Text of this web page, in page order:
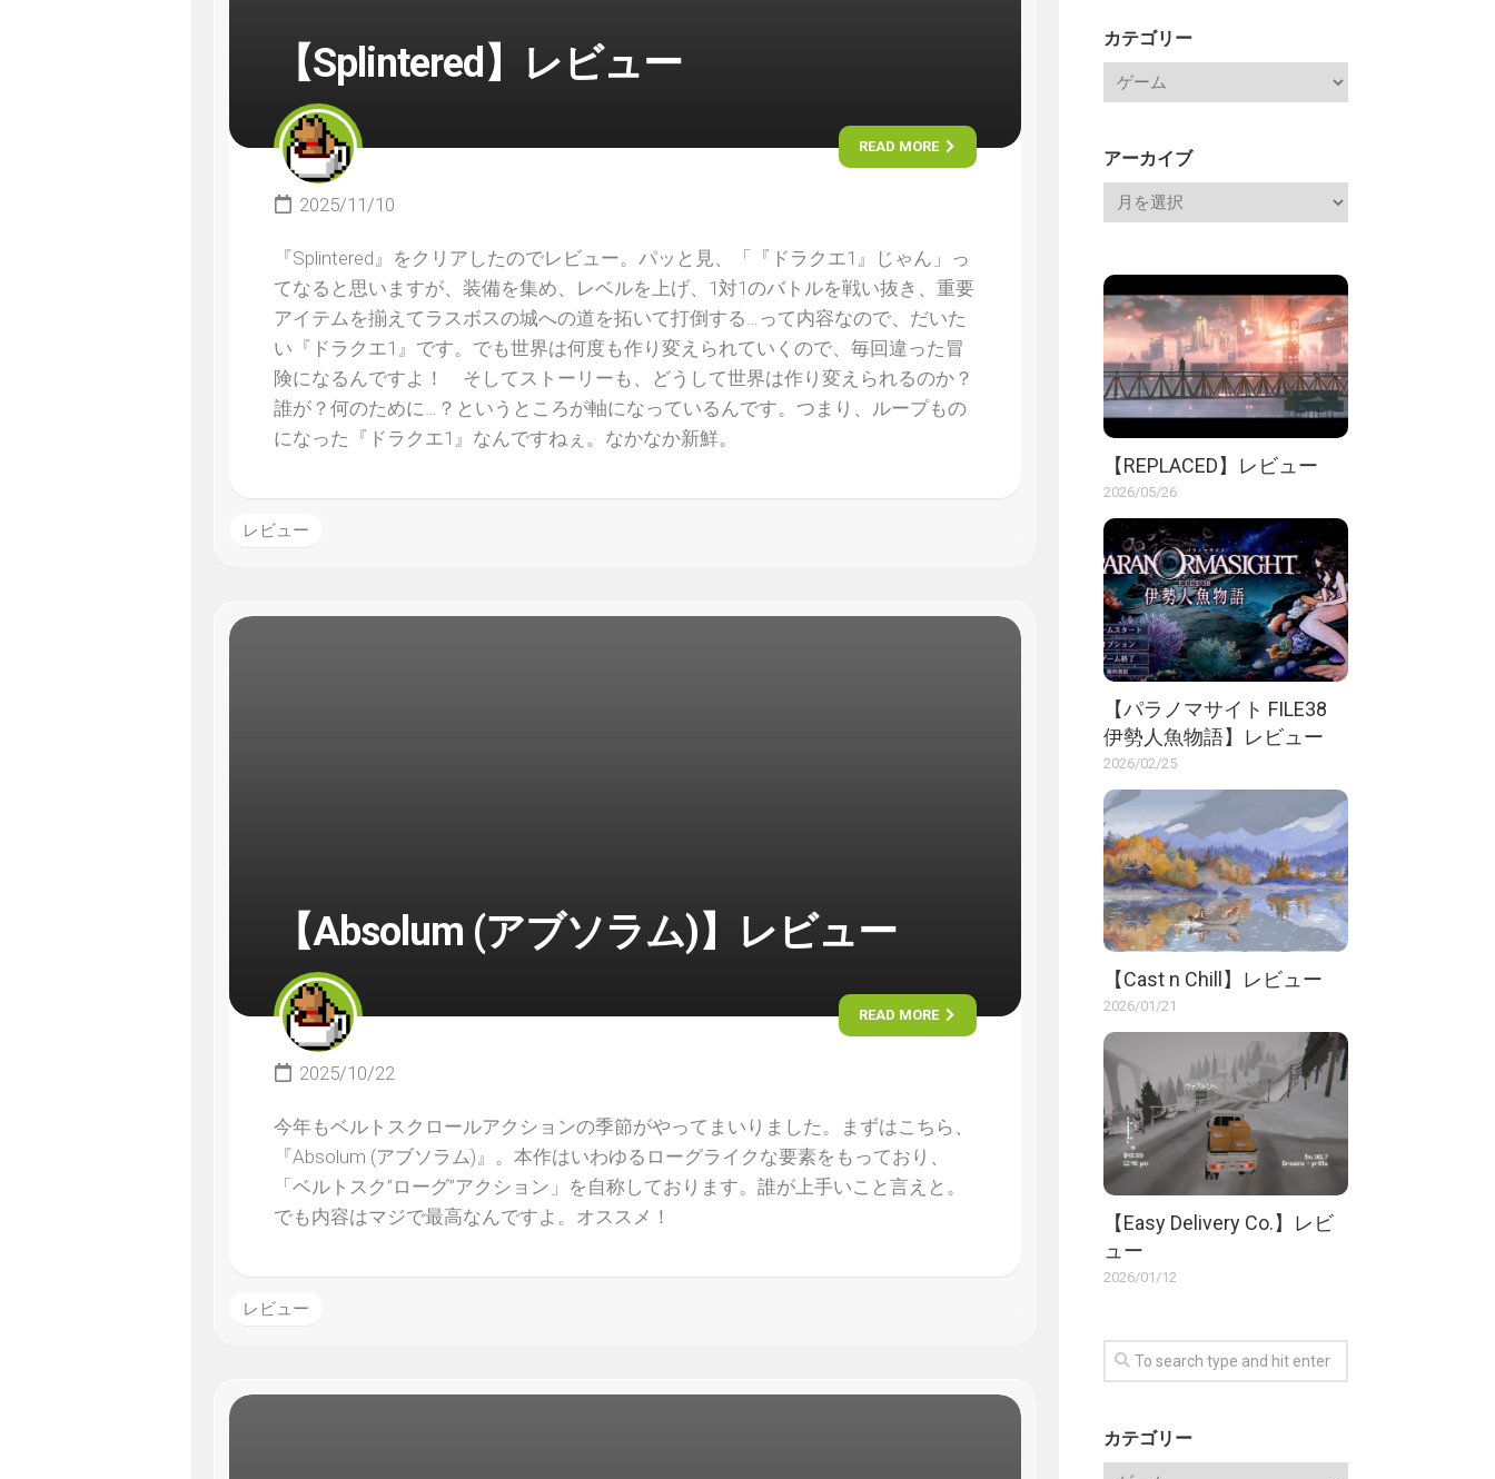
【Splintered】レビュー
READ MORE
2025/11/10
『Splintered』をクリアしたのでレビュー。パッと見、「『ドラクエ1』じゃん」っ
てなると思いますが、装備を集め、レベルを上げ、1対1のバトルを戦い抜き、重要
アイテムを揃えてラスボスの城への道を拓いて打倒する…って内容なので、だいた
い『ドラクエ1』です。でも世界は何度も作り変えられていくので、毎回違った冒
険になるんですよ！ そしてストーリーも、どうして世界は作り変えられるのか？
誰が？何のために…？というところが軸になっているんです。つまり、ループもの
になった『ドラクエ1』なんですねぇ。なかなか新鮮。
レビュー
【Absolum (アブソラム)】レビュー
READ MORE
2025/10/22
今年もベルトスクロールアクションの季節がやってまいりました。まずはこちら、
『Absolum (アブソラム)』。本作はいわゆるローグライクな要素をもっており、
「ベルトスク”ローグ”アクション」を自称しております。誰が上手いこと言えと。
でも内容はマジで最高なんですよ。オススメ！
レビュー
カテゴリー
アーカイブ
【REPLACED】レビュー
2026/05/26
【パラノマサイト FILE38
伊勢人魚物語】レビュー
2026/02/25
【Cast n Chill】レビュー
2026/01/21
【Easy Delivery Co.】レビ
ュー
2026/01/12
カテゴリー